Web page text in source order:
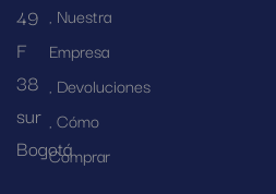
49
F
38
sur
Bogotá
Nuestra
Empresa
Devoluciones
Cómo
Comprar